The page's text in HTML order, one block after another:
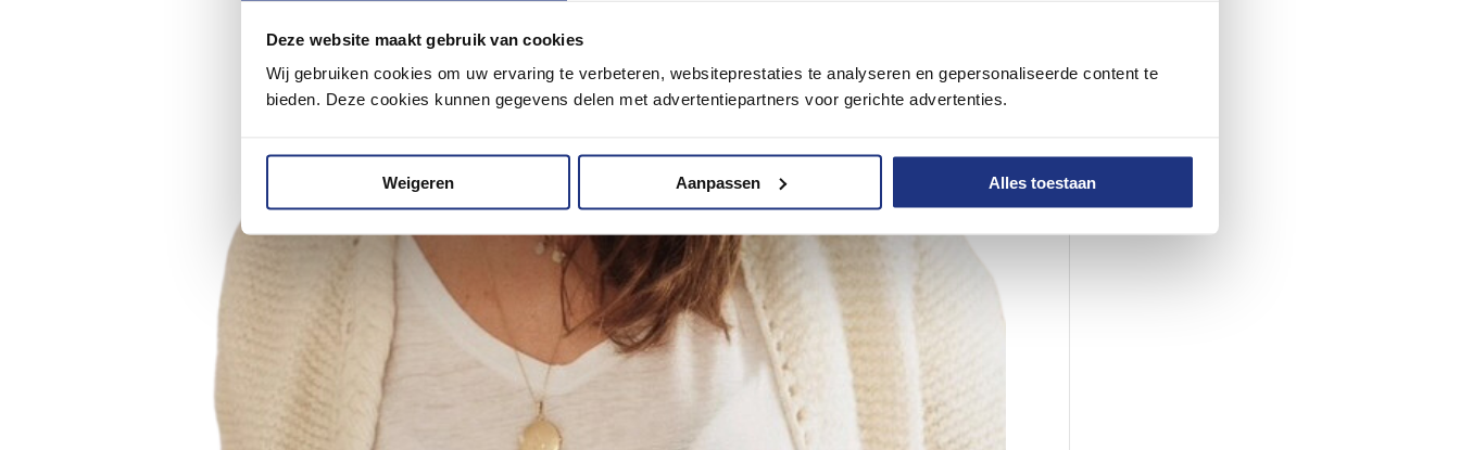
Deze website maakt gebruik van cookies
Wij gebruiken cookies om uw ervaring te verbeteren, websiteprestaties te analyseren en gepersonaliseerde content te
bieden. Deze cookies kunnen gegevens delen met advertentiepartners voor gerichte advertenties.
Weigeren Aanpassen Alles toestaan